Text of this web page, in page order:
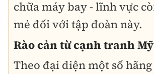
chữa máy bay - lĩnh vực
mẻ đối với tập đoàn này.
Rào cản từ cạnh tranh
Theo đại diện một số